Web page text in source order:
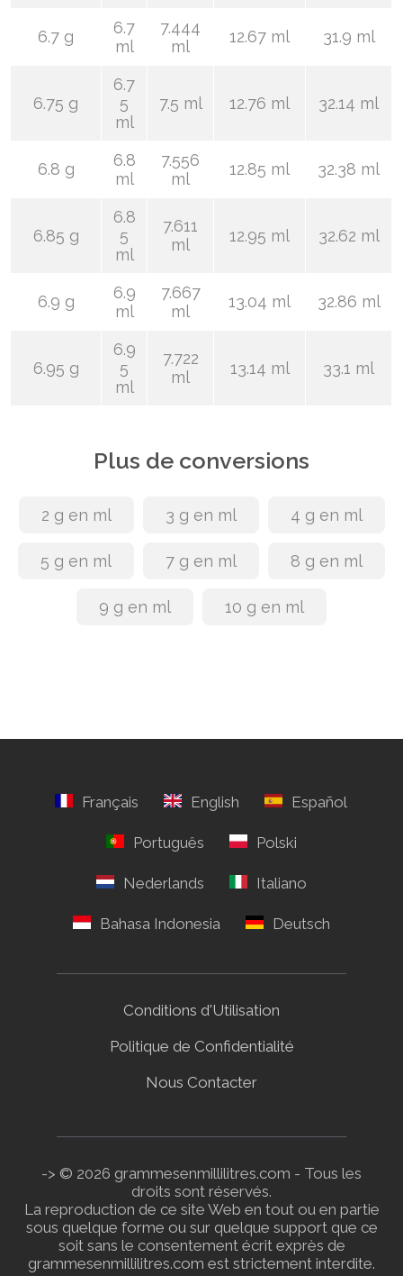
6.7 g
6.7
ml
7.444
ml
12.67 ml 31.9 ml
6.75 g
6.7
5
ml
7.5 ml 12.76 ml 32.14 ml
6.8 g
6.8
ml
7.556
ml
12.85 ml 32.38 ml
6.85 g
6.8
5
ml
7.611
ml
12.95 ml 32.62 ml
6.9 g
6.9
ml
7.667
ml
13.04 ml 32.86 ml
6.95 g
6.9
5
ml
7.722
ml
13.14 ml 33.1 ml
Plus de conversions
2 g en ml 3 g en ml 4 g en ml
5 g en ml 7 g en ml 8 g en ml
9 g en ml 10 g en ml
Conditions d'Utilisation
Politique de Confidentialité
Nous Contacter
-> © 2026 grammesenmillilitres.com - Tous les
droits sont réservés.
La reproduction de ce site Web en tout ou en partie
sous quelque forme ou sur quelque support que ce
soit sans le consentement écrit exprès de
grammesenmillilitres.com est strictement interdite.